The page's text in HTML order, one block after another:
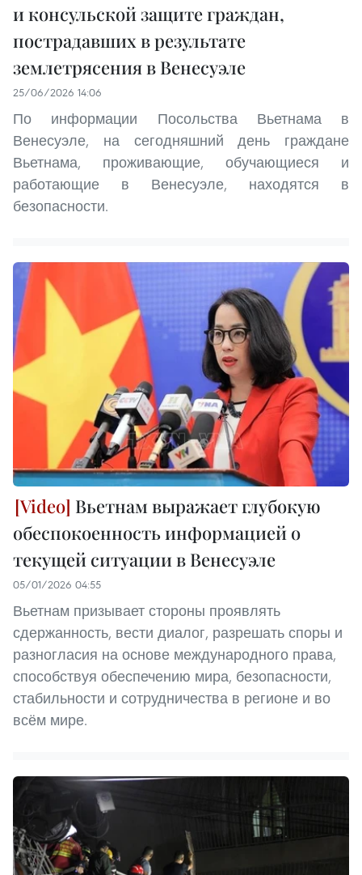
и консульской защите граждан,
пострадавших в результате
землетрясения в Венесуэле
25/06/2026 14:06
По информации Посольства Вьетнама в
Венесуэле, на сегодняшний день граждане
Вьетнама, проживающие, обучающиеся и
работающие в Венесуэле, находятся в
безопасности.
Вьетнам выражает глубокую
обеспокоенность информацией о
текущей ситуации в Венесуэле
05/01/2026 04:55
Вьетнам призывает стороны проявлять
сдержанность, вести диалог, разрешать споры и
разногласия на основе международного права,
способствуя обеспечению мира, безопасности,
стабильности и сотрудничества в регионе и во
всём мире.